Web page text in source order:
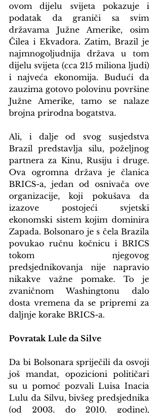
ovom dijelu svijeta pokazuje i
podatak da graniči sa svim
državama Južne Amerike, osim
Čilea i Ekvadora. Zatim, Brazil je
najmnogoljudnija država u tom
dijelu svijeta (cca 215 miliona ljudi)
i najveća ekonomija. Budući da
zauzima gotovo polovinu površine
Južne Amerike, tamo se nalaze
brojna prirodna bogatstva.
Ali, i dalje od svog susjedstva
Brazil predstavlja silu, poželjnog
partnera za Kinu, Rusiju i druge.
Ova ogromna država je članica
BRICS-a, jedan od osnivača ove
organizacije, koji pokušava da
izazove postojeći svjetski
ekonomski sistem kojim dominira
Zapada. Bolsonaro je s čela Brazila
povukao ručnu kočnicu i BRICS
tokom njegovog
predsjednikovanja nije napravio
nikakve važne pomake. To je
zvaničnom Washingtonu dalo
dosta vremena da se pripremi za
daljnje korake BRICS-a.
Povratak Lule da Silve
Da bi Bolsonara spriječili da osvoji
još mandat, opozicioni političari
su u pomoć pozvali Luisa Inacia
Lulu da Silvu, bivšeg predsjednika
(od 2003. do 2010. godine),